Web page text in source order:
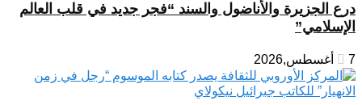
درع الجزيرة والأناضول والسند “فجر جديد في قلب العالم
الإسلامي”
7 أغسطس,2026